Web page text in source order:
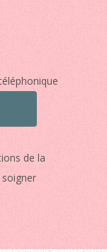
de la